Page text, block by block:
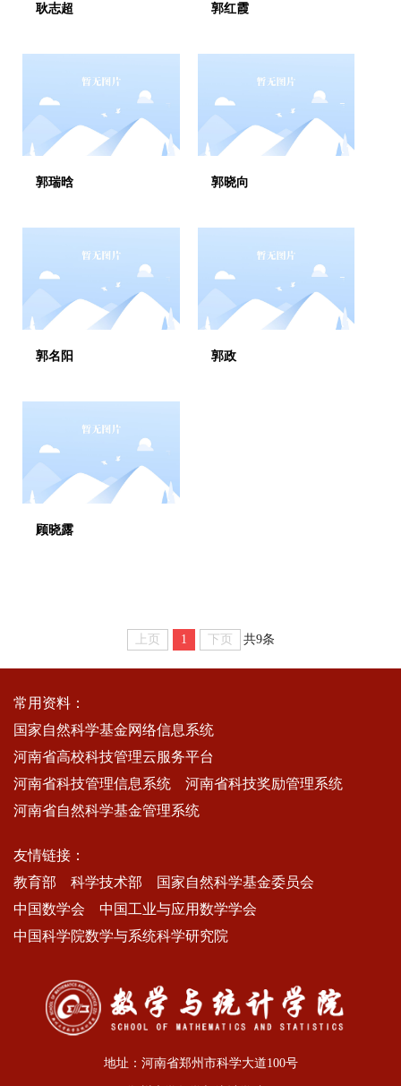
耿志超 郭红霞
郭瑞晗 郭晓向
郭名阳 郭政
顾晓露
上页 1 下页 共9条
常用资料：
国家自然科学基金网络信息系统
河南省高校科技管理云服务平台
河南省科技管理信息系统
河南省科技奖励管理系统
河南省自然科学基金管理系统
友情链接：
教育部
科学技术部
国家自然科学基金委员会
中国数学会
中国工业与应用数学学会
中国科学院数学与系统科学研究院
地址：河南省郑州市科学大道100号